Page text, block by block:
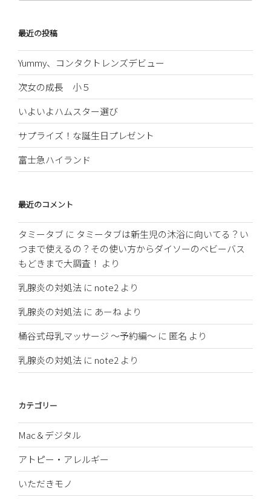
最近の投稿
Yummy、コンタクトレンズデビュー
次女の成長 小５
いよいよハムスター選び
サプライズ！な誕生日プレゼント
富士急ハイランド
最近のコメント
タミータブ に タミータブは新生児の沐浴に向いてる？い
つまで使えるの？その使い方からダイソーのベビーバス
もどきまで大調査！ より
乳腺炎の対処法 に note2 より
乳腺炎の対処法 に あーね より
桶谷式母乳マッサージ 〜予約編〜 に 匿名 より
乳腺炎の対処法 に note2 より
カテゴリー
Mac＆デジタル
アトピー・アレルギー
いただきモノ